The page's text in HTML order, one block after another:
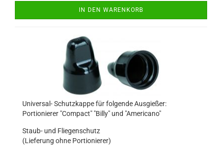
IN DEN WARENKORB
Universal- Schutzkappe für folgende Ausgießer:
Portionierer "Compact" "Billy" und "Americano"
Staub- und Fliegenschutz
(Lieferung ohne Portionierer)